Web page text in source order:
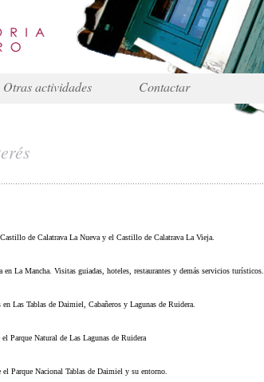
Otras actividades Contactar
de Calatrava La Nueva y el Castillo de Calatrava La Vieja.
en La Mancha. Visitas guiadas, hoteles, restaurantes y demás servicios turísticos.
Las Tablas de Daimiel, Cabañeros y Lagunas de Ruidera.
Parque Natural de Las Lagunas de Ruidera
Parque Nacional Tablas de Daimiel y su entorno.